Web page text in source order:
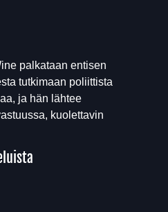
palkataan entisen
tutkimaan poliittista
ja hän lähtee
kuolettavin